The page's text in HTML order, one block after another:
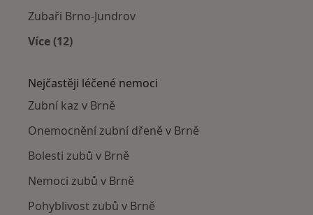
Zubaři Brno-Jundrov
Více (12)
Nejčastěji léčené nemoci
Zubní kaz v Brně
Onemocnění zubní dřeně v Brně
Bolesti zubů v Brně
Nemoci zubů v Brně
Pohyblivost zubů v Brně